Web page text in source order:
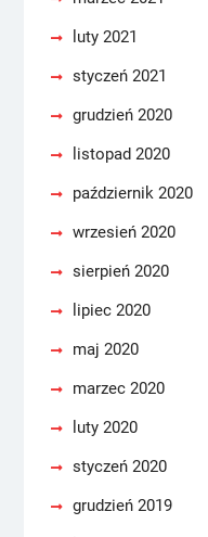
luty 2021
styczeń 2021
grudzień 2020
listopad 2020
październik 2020
wrzesień 2020
sierpień 2020
lipiec 2020
maj 2020
marzec 2020
luty 2020
styczeń 2020
grudzień 2019